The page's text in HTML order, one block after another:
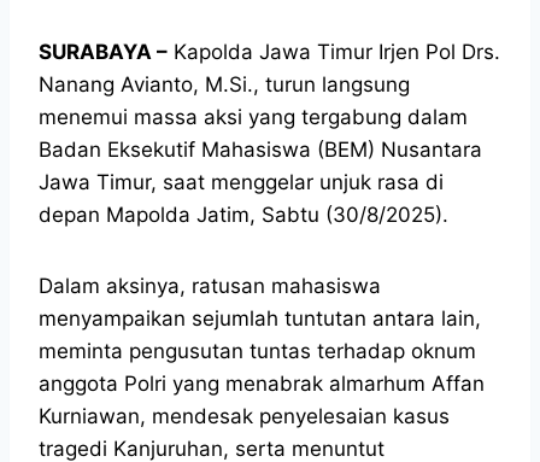
SURABAYA – Kapolda Jawa Timur Irjen Pol Drs.
Nanang Avianto, M.Si., turun langsung
menemui massa aksi yang tergabung dalam
Badan Eksekutif Mahasiswa (BEM) Nusantara
Jawa Timur, saat menggelar unjuk rasa di
depan Mapolda Jatim, Sabtu (30/8/2025).
Dalam aksinya, ratusan mahasiswa
menyampaikan sejumlah tuntutan antara lain,
meminta pengusutan tuntas terhadap oknum
anggota Polri yang menabrak almarhum Affan
Kurniawan, mendesak penyelesaian kasus
tragedi Kanjuruhan, serta menuntut